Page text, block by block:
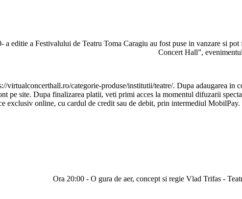
a editie a Festivalului de Teatru Toma Caragiu au fost puse in vanzare si
Concert Hall”,
virtualconcerthall.ro/categorie-produse/institutii/teatre/. Dupa adaugarea in
pe site. Dupa finalizarea platii, veti primi acces la momentul difuzarii
exclusiv online, cu cardul de credit sau de debit, prin intermediul
Ora 20:00 - O gura de aer, concept si regie Vlad Trifas -